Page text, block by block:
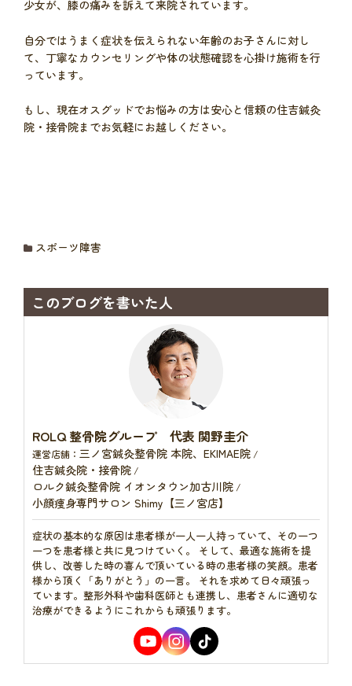
少女が、膝の痛みを訴えて来院されています。
自分ではうまく症状を伝えられない年齢のお子さんに対し
て、丁寧なカウンセリングや体の状態確認を心掛け施術を行
っています。
もし、現在オスグッドでお悩みの方は安心と信頼の住吉鍼灸
院・接骨院までお気軽にお越しください。
スポーツ障害
このブログを書いた人
ROLQ 整骨院グループ 代表 関野圭介
運営店舗： 三ノ宮鍼灸整骨院 本院、EKIMAE院 /
住吉鍼灸院・接骨院 /
ロルク鍼灸整骨院 イオンタウン加古川院 /
小顔痩身専門サロン Shimy【三ノ宮店】
症状の基本的な原因は患者様が一人一人持っていて、その一つ
一つを患者様と共に見つけていく。 そして、最適な施術を提
供し、改善した時の喜んで頂いている時の患者様の笑顔。患者
様から頂く「ありがとう」の一言。 それを求めて日々頑張っ
ています。整形外科や歯科医師とも連携し、患者さんに適切な
治療ができるようにこれからも頑張ります。